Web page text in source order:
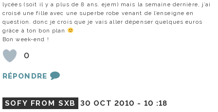
lycées (soit il y a plus de 8 ans. ejem) mais la semaine dernière, j’ai
croisé une fille avec une superbe robe venant de l’enseigne en
question. donc je crois que je vais aller dépenser quelques euros
grâce à ton bon plan
Bon week-end !
0
RÉPONDRE
SOFY FROM SXB 30 OCT 2010 - 10 :18